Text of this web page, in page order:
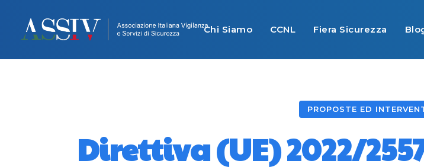
Chi Siamo CCNL Fiera Sicurezza
PROPOSTE ED
Direttiva (UE) 2022/